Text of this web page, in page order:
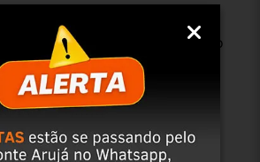
opção de envio, favor deixar o
para realizar cotação.
ARUJÁ.